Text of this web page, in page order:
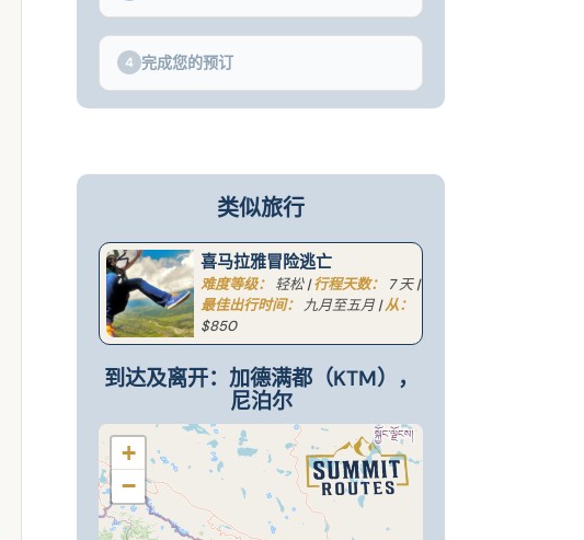
4 完成您的预订
类似旅行
喜马拉雅冒险逃亡
难度等级： 轻松 |行程天数：
7 天 |
最佳出行时间： 九月至五月 |从：
$850
到达及离开：加德满都（KTM），
尼泊尔
+
−